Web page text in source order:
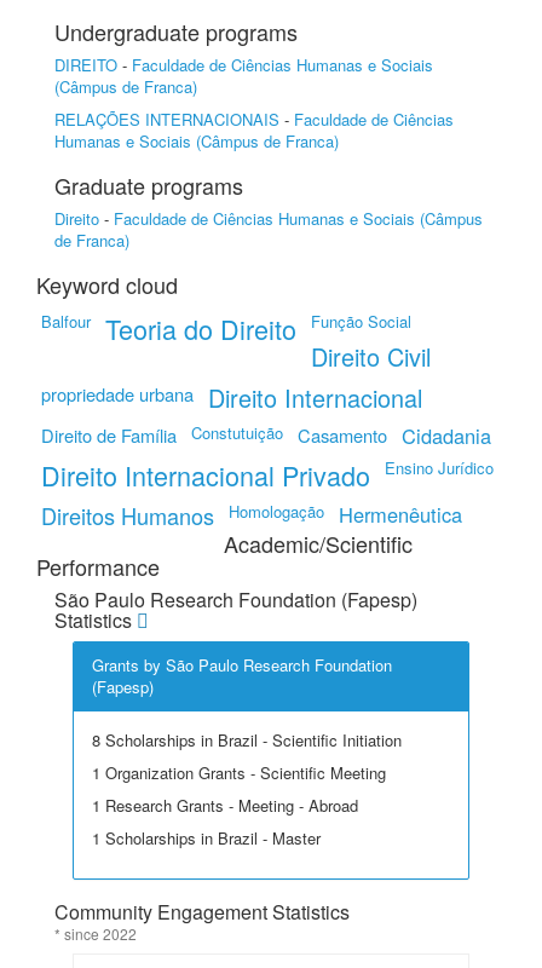
Undergraduate programs
DIREITO - Faculdade de Ciências Humanas e Sociais
(Câmpus de Franca)
RELAÇÕES INTERNACIONAIS - Faculdade de Ciências
Humanas e Sociais (Câmpus de Franca)
Graduate programs
Direito - Faculdade de Ciências Humanas e Sociais (Câmpus
de Franca)
Keyword cloud
Balfour Teoria do Direito Função Social
Direito Civil
propriedade urbana Direito Internacional
Direito de Família Constutuição Casamento Cidadania
Direito Internacional Privado Ensino Jurídico
Direitos Humanos Homologação Hermenêutica
Academic/Scientific
Performance
São Paulo Research Foundation (Fapesp)
Statistics
Grants by São Paulo Research Foundation
(Fapesp)
8 Scholarships in Brazil - Scientific Initiation
1 Organization Grants - Scientific Meeting
1 Research Grants - Meeting - Abroad
1 Scholarships in Brazil - Master
Community Engagement Statistics
* since 2022